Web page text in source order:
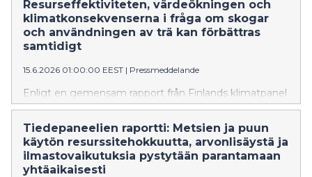
Resurseffektiviteten, värdeökningen och
klimatkonsekvenserna i fråga om skogar
och användningen av trä kan förbättras
samtidigt
15.6.2026 01:00:00 EEST | Pressmeddelande
Enligt en gemensam rapport från Finlands klimatpanel
och Vetenskapspanelen för skogsbioekonomi kunde
en mer materialeffektiv användning av
skogsindustrins sidoströmmar samt avskiljning,
nyttoanvändning och lagring av biobaserad koldioxid
skapa en betydande ekonomisk värdeökning i Finland
Tiedepaneelien raportti: Metsien ja puun
käytön resurssitehokkuutta, arvonlisäystä ja
ilmastovaikutuksia pystytään parantamaan
yhtäaikaisesti